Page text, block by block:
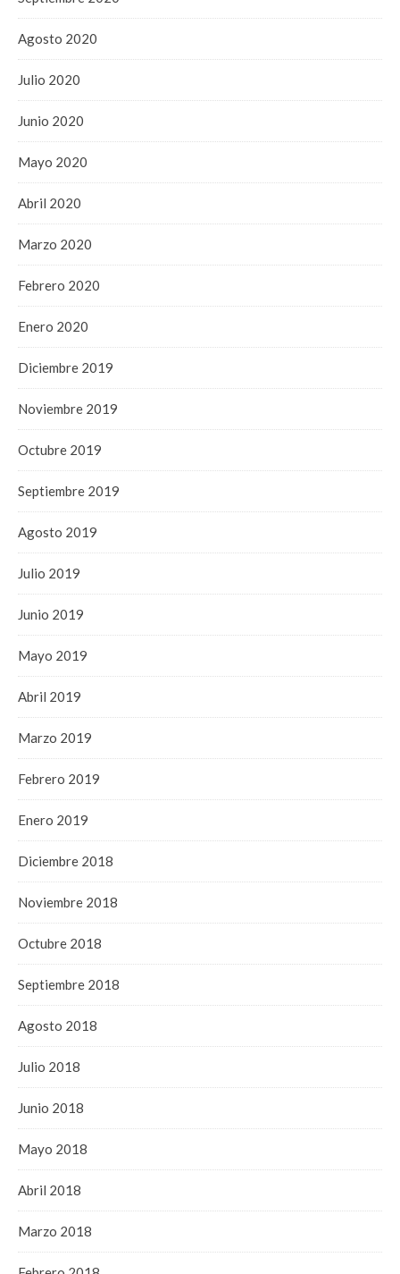
Agosto 2020
Julio 2020
Junio 2020
Mayo 2020
Abril 2020
Marzo 2020
Febrero 2020
Enero 2020
Diciembre 2019
Noviembre 2019
Octubre 2019
Septiembre 2019
Agosto 2019
Julio 2019
Junio 2019
Mayo 2019
Abril 2019
Marzo 2019
Febrero 2019
Enero 2019
Diciembre 2018
Noviembre 2018
Octubre 2018
Septiembre 2018
Agosto 2018
Julio 2018
Junio 2018
Mayo 2018
Abril 2018
Marzo 2018